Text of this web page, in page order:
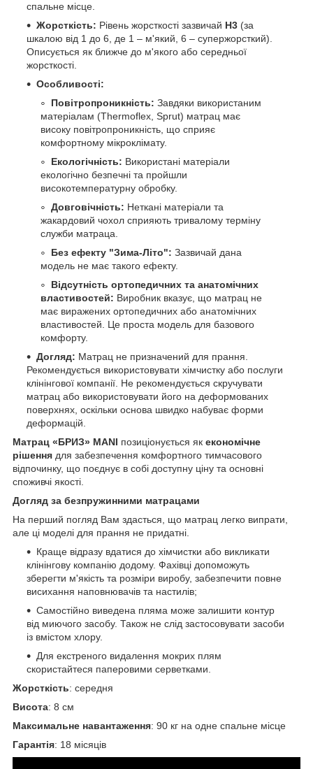
спальне місце.
Жорсткість: Рівень жорсткості зазвичай H3 (за
шкалою від 1 до 6, де 1 – м'який, 6 – супержорсткий).
Описується як ближче до м'якого або середньої
жорсткості.
Особливості:
Повітропроникність: Завдяки використаним
матеріалам (Thermoflex, Sprut) матрац має
високу повітропроникність, що сприяє
комфортному мікроклімату.
Екологічність: Використані матеріали
екологічно безпечні та пройшли
високотемпературну обробку.
Довговічність: Неткані матеріали та
жакардовий чохол сприяють тривалому терміну
служби матраца.
Без ефекту "Зима-Літо": Зазвичай дана
модель не має такого ефекту.
Відсутність ортопедичних та анатомічних
властивостей: Виробник вказує, що матрац не
має виражених ортопедичних або анатомічних
властивостей. Це проста модель для базового
комфорту.
Догляд: Матрац не призначений для прання.
Рекомендується використовувати хімчистку або послуги
клінінгової компанії. Не рекомендується скручувати
матрац або використовувати його на деформованих
поверхнях, оскільки основа швидко набуває форми
деформацій.
Матрац «БРИЗ» MANI позиціонується як економічне
рішення для забезпечення комфортного тимчасового
відпочинку, що поєднує в собі доступну ціну та основні
споживчі якості.
Догляд за безпружинними матрацами
На перший погляд Вам здасться, що матрац легко випрати,
але ці моделі для прання не придатні.
Краще відразу вдатися до хімчистки або викликати
клінінгову компанію додому. Фахівці допоможуть
зберегти м'якість та розміри виробу, забезпечити повне
висихання наповнювачів та настилів;
Самостійно виведена пляма може залишити контур
від миючого засобу. Також не слід застосовувати засоби
із вмістом хлору.
Для екстреного видалення мокрих плям
скористайтеся паперовими серветками.
Жорсткість: середня
Висота: 8 см
Максимальне навантаження: 90 кг на одне спальне місце
Гарантія: 18 місяців